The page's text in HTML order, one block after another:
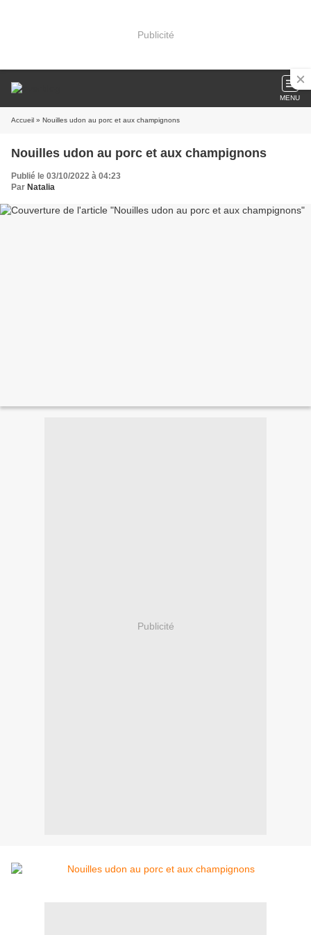
Publicité
MENU
Accueil » Nouilles udon au porc et aux champignons
Nouilles udon au porc et aux champignons
Publié le 03/10/2022 à 04:23
Par Natalia
Publicité